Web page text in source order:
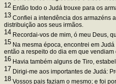
12 Então todo o Judá trouxe para os
13 Confiei a intendência dos armazéns
distribuição aos seus irmãos.
14 Recordai-vos de mim, ó meu Deus,
15 Na mesma época, encontrei em
então a respeito do dia em que vendiam
16 Havia também alguns de Tiro,
17 Dirigi-me aos importantes de Judá:
18 Vossos pais faziam o mesmo; e foi